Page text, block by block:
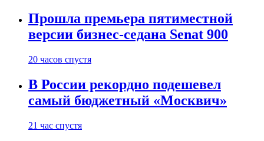
Прошла премьера пятиместной
версии бизнес-седана Senat 900
20 часов спустя
В России рекордно подешевел
самый бюджетный «Москвич»
21 час спустя